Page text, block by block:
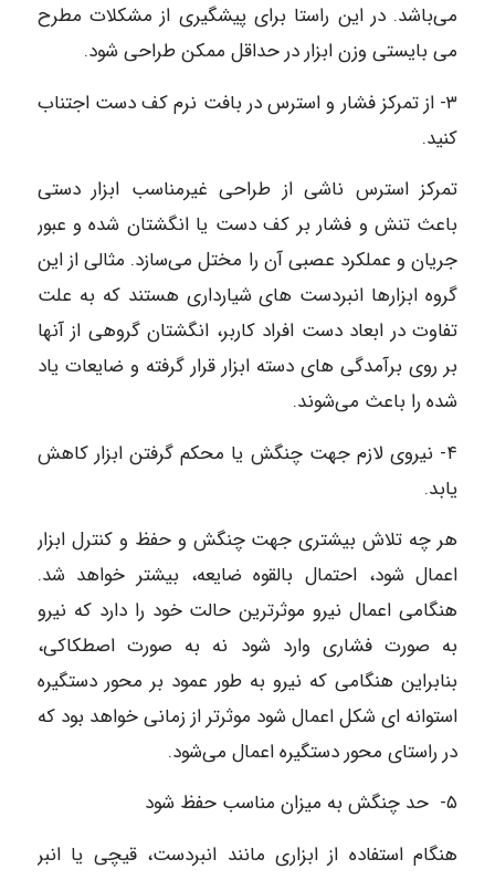
می‌باشد. در این راستا برای پیشگیری از مشکلات مطرح
می‌ بایستی وزن ابزار در حداقل ممکن طراحی شود.
۳- از تمرکز فشار و استرس در بافت نرم کف دست اجتناب
کنید.
تمرکز استرس ناشی از طراحی غیرمناسب ابزار دستی
باعث تنش و فشار بر کف دست یا انگشتان شده و عبور
جریان و عملکرد عصبی آن را مختل می‌سازد. مثالی از این
گروه ابزارها انبردست‌ های شیارداری هستند که به علت
تفاوت در ابعاد دست افراد کاربر، انگشتان گروهی از آنها
بر روی برآمدگی های دسته ابزار قرار گرفته و ضایعات یاد
شده را باعث می‌شوند.
۴- نیروی لازم جهت چنگش یا محکم گرفتن ابزار کاهش
یابد.
هر چه تلاش بیشتری جهت چنگش و حفظ و کنترل ابزار
اعمال شود، احتمال بالقوه ضایعه، بیشتر خواهد شد.
هنگامی اعمال نیرو موثرترین حالت خود را دارد که نیرو
به صورت فشاری وارد شود نه به صورت اصطکاکی،
بنابراین هنگامی که نیرو به طور عمود بر محور دستگیره
استوانه‌ ای شکل اعمال شود موثرتر از زمانی خواهد بود که
در راستای محور دستگیره اعمال می‌شود.
۵- حد چنگش به میزان مناسب حفظ شود
هنگام استفاده از ابزاری مانند انبردست، قیچی یا انبر